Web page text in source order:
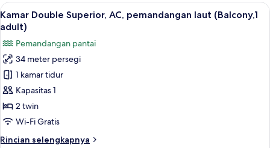
adults)
1
kamar
AC,
pemandangan
laut
(Balcony,
3
Lihat
semua
untuk
Kamar
Double
Superior,
AC,
pemandangan
Brankas, Wi-Fi gratis, dan seprai linen
11
Kamar Double Superior, AC, pemandangan laut (Balcony,1
adult)
Pemandangan pantai
34 meter persegi
1 kamar tidur
Kapasitas 1
2 twin
Wi-Fi Gratis
Rincian selengkapnya
Rincian